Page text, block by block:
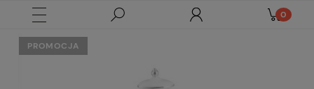
PROMOCJA